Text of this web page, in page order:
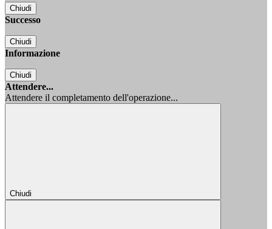
Chiudi
Successo
Chiudi
Informazione
Chiudi
Attendere...
Attendere il completamento dell'operazione...
Chiudi